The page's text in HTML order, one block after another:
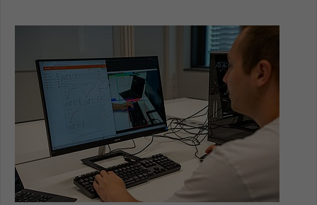
gewährt.
Name be_typo_user
Anbieter TYPO3
Laufzeit 1 Tag
Zweck
Dieser Cookie teilt der Webseite mit, ob
ein Besucher im Typo3-Backend
angemeldet ist und Rechte besitzt diese